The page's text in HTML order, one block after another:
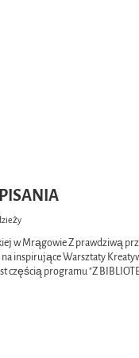
w Mrągowie Z prawdziwą
inspirujące Warsztaty
częścią programu "Z